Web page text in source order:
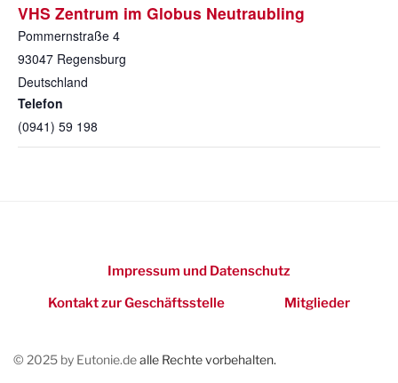
VHS Zentrum im Globus Neutraubling
Pommernstraße 4
93047 Regensburg
Deutschland
Telefon
(0941) 59 198
Impressum und Datenschutz
Kontakt zur Geschäftsstelle
Mitglieder
© 2025 by Eutonie.dealle Rechte vorbehalten.